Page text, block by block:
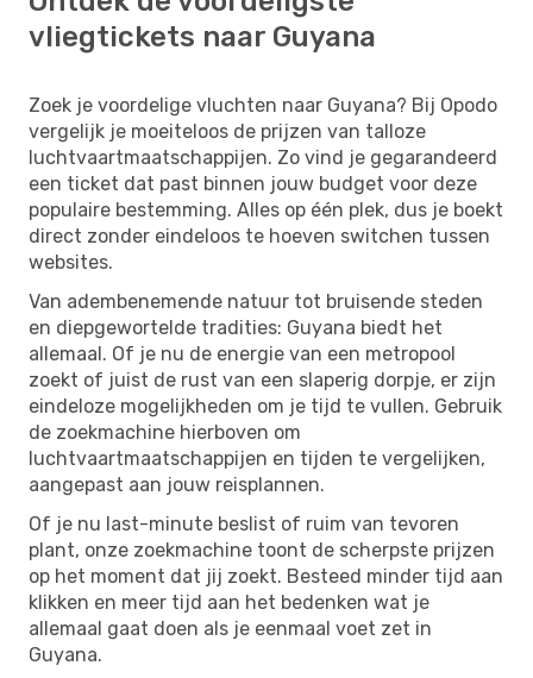
vliegtickets naar Guyana
Zoek je voordelige vluchten naar Guyana? Bij Opodo
vergelijk je moeiteloos de prijzen van talloze
luchtvaartmaatschappijen. Zo vind je gegarandeerd
een ticket dat past binnen jouw budget voor deze
populaire bestemming. Alles op één plek, dus je boekt
direct zonder eindeloos te hoeven switchen tussen
websites.
Van adembenemende natuur tot bruisende steden
en diepgewortelde tradities: Guyana biedt het
allemaal. Of je nu de energie van een metropool
zoekt of juist de rust van een slaperig dorpje, er zijn
eindeloze mogelijkheden om je tijd te vullen. Gebruik
de zoekmachine hierboven om
luchtvaartmaatschappijen en tijden te vergelijken,
aangepast aan jouw reisplannen.
Of je nu last-minute beslist of ruim van tevoren
plant, onze zoekmachine toont de scherpste prijzen
op het moment dat jij zoekt. Besteed minder tijd aan
klikken en meer tijd aan het bedenken wat je
allemaal gaat doen als je eenmaal voet zet in
Guyana.